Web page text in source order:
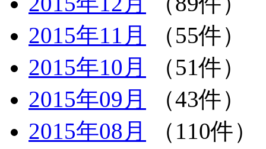
2015年11月
（55件）
2015年10月
（51件）
2015年09月
（43件）
2015年08月
（110件）